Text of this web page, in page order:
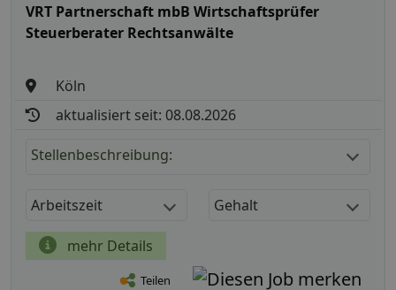
VRT Partnerschaft mbB Wirtschaftsprüfer
Steuerberater Rechtsanwälte
Köln
aktualisiert seit: 08.08.2026
Stellenbeschreibung:
Arbeitszeit Gehalt
mehr Details
Teilen